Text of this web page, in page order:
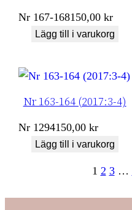
Nr 167-168150,00kr
Lägg till i varukorg
Nr 163-164 (2017:3-4)
Nr 1294150,00kr
Lägg till i varukorg
1 2 3 …